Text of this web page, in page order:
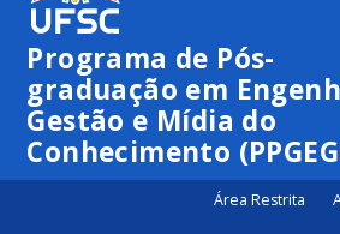
Programa de Pós-
graduação em
Gestão e Mídia do
Conhecimento
Área Restrita